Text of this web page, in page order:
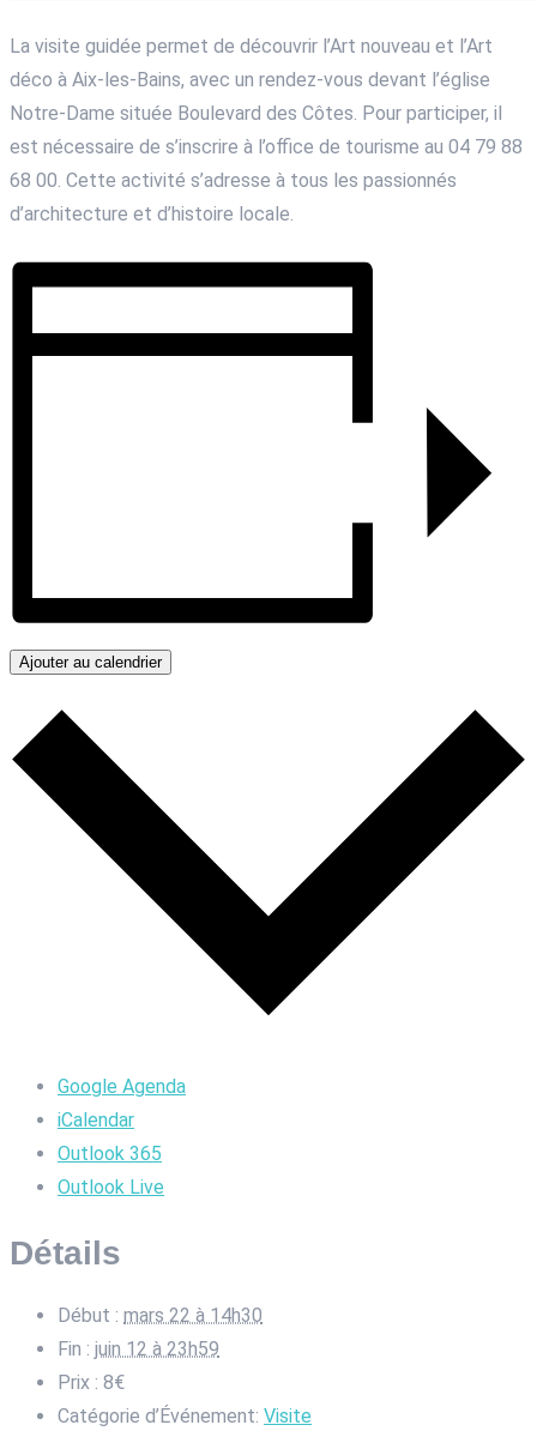
La visite guidée permet de découvrir l’Art nouveau et l’Art
déco à Aix-les-Bains, avec un rendez-vous devant l’église
Notre-Dame située Boulevard des Côtes. Pour participer, il
est nécessaire de s’inscrire à l’office de tourisme au 04 79 88
68 00. Cette activité s’adresse à tous les passionnés
d’architecture et d’histoire locale.
Ajouter au calendrier
Google Agenda
iCalendar
Outlook 365
Outlook Live
Détails
Début : mars 22 à 14h30
Fin : juin 12 à 23h59
Prix : 8€
Catégorie d’Événement: Visite